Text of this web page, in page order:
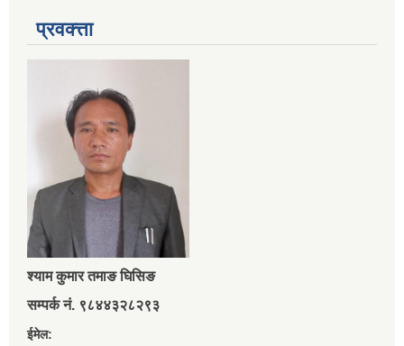
प्रवक्त्ता
श्‍याम कुमार तमाङ घिसिङ
सम्पर्क नं. ९८४४३२८२९३
ईमेल: